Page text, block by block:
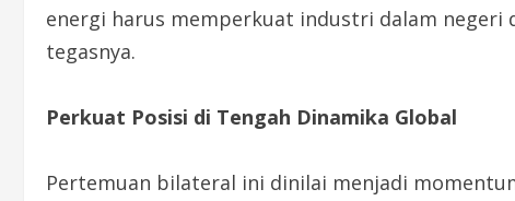
energi harus memperkuat industri dalam negeri
tegasnya.
Perkuat Posisi di Tengah Dinamika Global
Pertemuan bilateral ini dinilai menjadi